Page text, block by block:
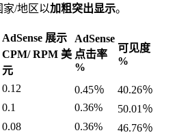
家/地区以加粗突出显示。
AdSense 展示
CPM/ RPM 美
元
AdSense
点击率
%
可见度
%
0.12 0.45％
40.26％
0.1 0.36%
50.01％
0.08 0.36%
46.76％